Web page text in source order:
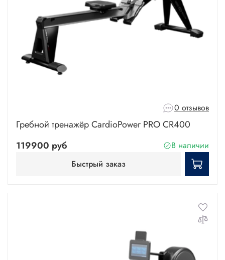
0 отзывов
Гребной тренажёр CardioPower PRO CR400
119900 руб
В наличии
Быстрый заказ